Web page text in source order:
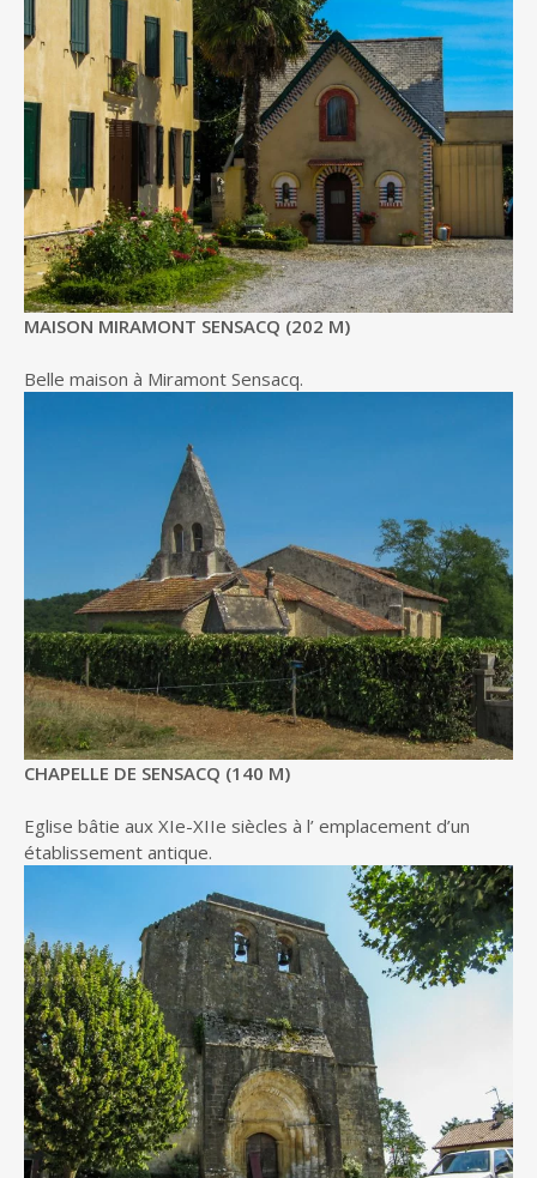
MAISON MIRAMONT SENSACQ (202 M)
Belle maison à Miramont Sensacq.
CHAPELLE DE SENSACQ (140 M)
Eglise bâtie aux XIe-XIIe siècles à l’ emplacement d’un
établissement antique.